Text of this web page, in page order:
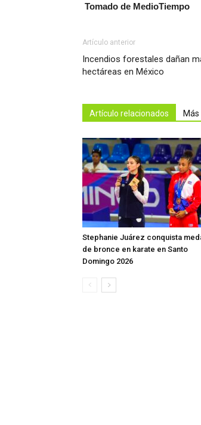
Tomado de MedioTiempo
Artículo anterior
Incendios forestales dañan
hectáreas en México
Artículo relacionados
Stephanie Juárez conquista
de bronce en karate en Santo
Domingo 2026